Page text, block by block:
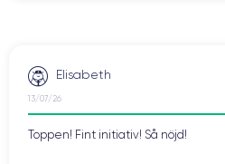
Elisabeth
13/07/26
Toppen! Fint initiativ! Så nöjd!